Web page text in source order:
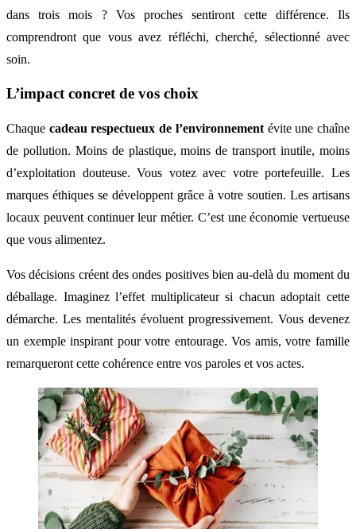
dans trois mois ? Vos proches sentiront cette différence. Ils
comprendront que vous avez réfléchi, cherché, sélectionné avec
soin.
L’impact concret de vos choix
Chaque cadeau respectueux de l’environnementévite une chaîne
de pollution. Moins de plastique, moins de transport inutile, moins
d’exploitation douteuse. Vous votez avec votre portefeuille. Les
marques éthiques se développent grâce à votre soutien. Les artisans
locaux peuvent continuer leur métier. C’est une économie vertueuse
que vous alimentez.
Vos décisions créent des ondes positives bien au-delà du moment du
déballage. Imaginez l’effet multiplicateur si chacun adoptait cette
démarche. Les mentalités évoluent progressivement. Vous devenez
un exemple inspirant pour votre entourage. Vos amis, votre famille
remarqueront cette cohérence entre vos paroles et vos actes.